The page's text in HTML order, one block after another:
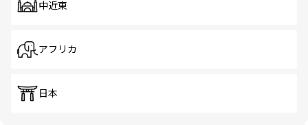
中近東
アフリカ
日本